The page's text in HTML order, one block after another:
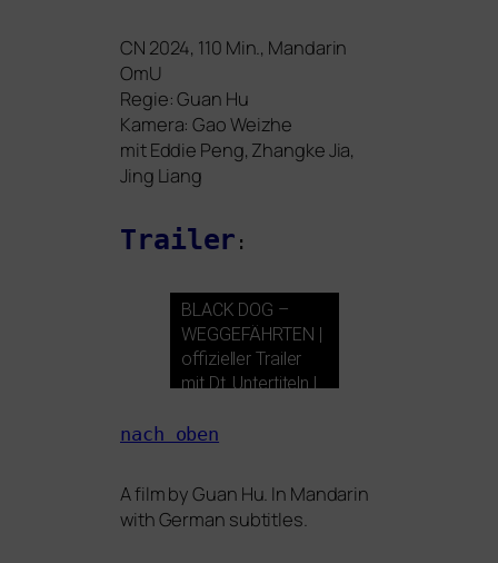
CN 2024, 110 Min., Mandarin
OmU
Regie: Guan Hu
Kamera: Gao Weizhe
mitEddie Peng, Zhangke Jia,
Jing Liang
Trailer :
BLACK DOG –
WEGGEFÄHRTEN
offi­zi­el­ler Trailer
mit Dt. Untertiteln |
im Kino
nach oben
A film by Guan Hu. In Mandarin
with German subtitles.